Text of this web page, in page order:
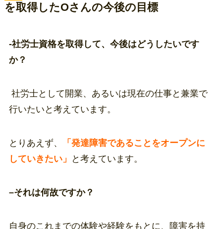
を取得したOさんの今後の目標
-社労士資格を取得して、今後はどうしたいです
か？
社労士として開業、あるいは現在の仕事と兼業で
行いたいと考えています。
とりあえず、
「発達障害であることをオープンに
していきたい」
と考えています。
–それは何故ですか？
自身のこれまでの体験や経験をもとに、障害を持